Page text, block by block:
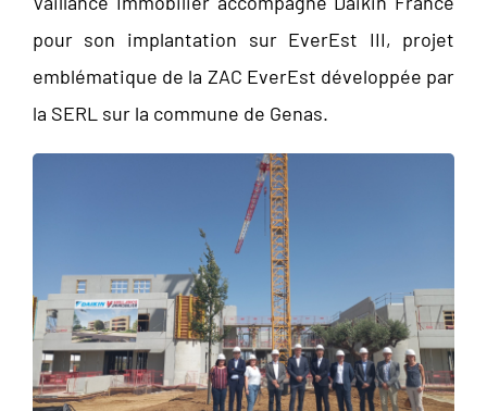
pour son implantation sur EverEst III, projet
emblématique de la ZAC EverEst développée par
la SERL sur la commune de Genas.